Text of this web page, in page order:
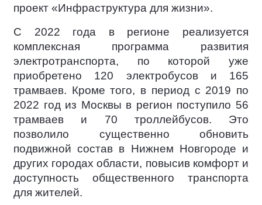
проект «Инфраструктура для жизни».
С 2022 года в регионе реализуется
комплексная программа развития
электротранспорта, по которой уже
приобретено 120 электробусов и 165
трамваев. Кроме того, в период с 2019 по
2022 год из Москвы в регион поступило 56
трамваев и 70 троллейбусов. Это
позволило существенно обновить
подвижной состав в Нижнем Новгороде и
других городах области, повысив комфорт и
доступность общественного транспорта
для жителей.